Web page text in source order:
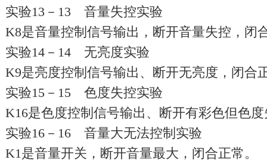
实验13－13 音量失控实验
K8是音量控制信号输出，断开音量失控，闭
实验14－14 无亮度实验
K9是亮度控制信号输出、断开无亮度，闭合
实验15－15 色度失控实验
K16是色度控制信号输出、断开有彩色但色
实验16－16 音量大无法控制实验
K1是音量开关，断开音量最大，闭合正常。